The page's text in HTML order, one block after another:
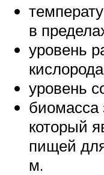
в
уровень
уровень
биомасса
который
пищей
м.